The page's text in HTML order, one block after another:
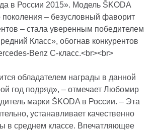
в России 2015». Модель ŠKODA
поколения – безусловный фаворит
– стала уверенным победителем
Класс», обогнав конкурентов
Benz C-класс.<br><br>
обладателем награды в данной
год подряд», – отмечает Любомир
марки ŠKODA в России. – Эта
устанавливает качественно
в среднем классе. Впечатляющее